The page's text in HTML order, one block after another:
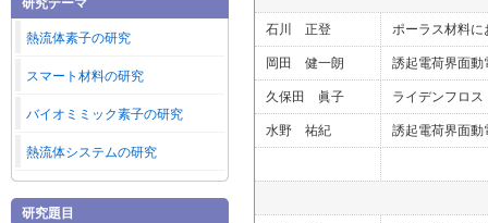
研究テーマ
熱流体素子の研究
スマート材料の研究
バイオミミック素子の研究
熱流体システムの研究
研究題目
石川 正登 ポーラス材料に
岡田 健一朗 誘起電荷界面動
久保田 眞子 ライデンフロ
水野 祐紀 誘起電荷界面動